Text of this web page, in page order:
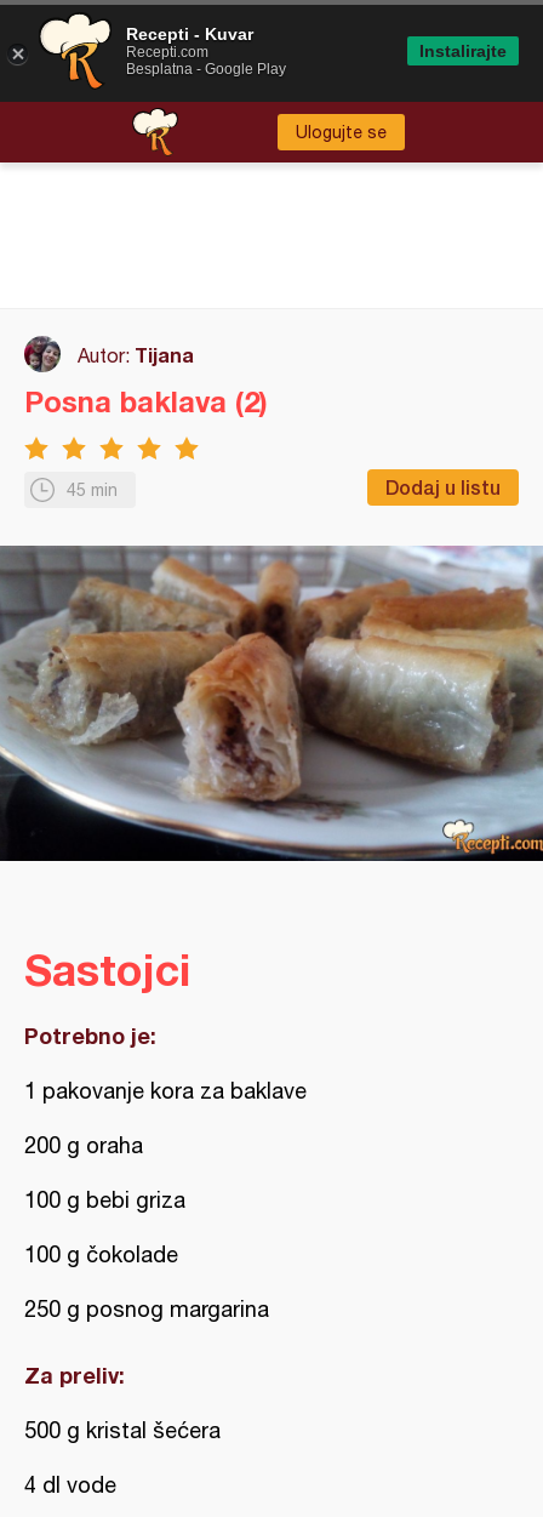
Ulogujte se
Autor: Tijana
45 min Dodaj u listu
Posna baklava (2)
Sastojci
Potrebno je:
1 pakovanje kora za baklave
200 g oraha
100 g bebi griza
100 g čokolade
250 g posnog margarina
Za preliv:
500 g kristal šećera
4 dl vode
Recepti - Kuvar
Recepti.com
Besplatna - Google Play
Instalirajte